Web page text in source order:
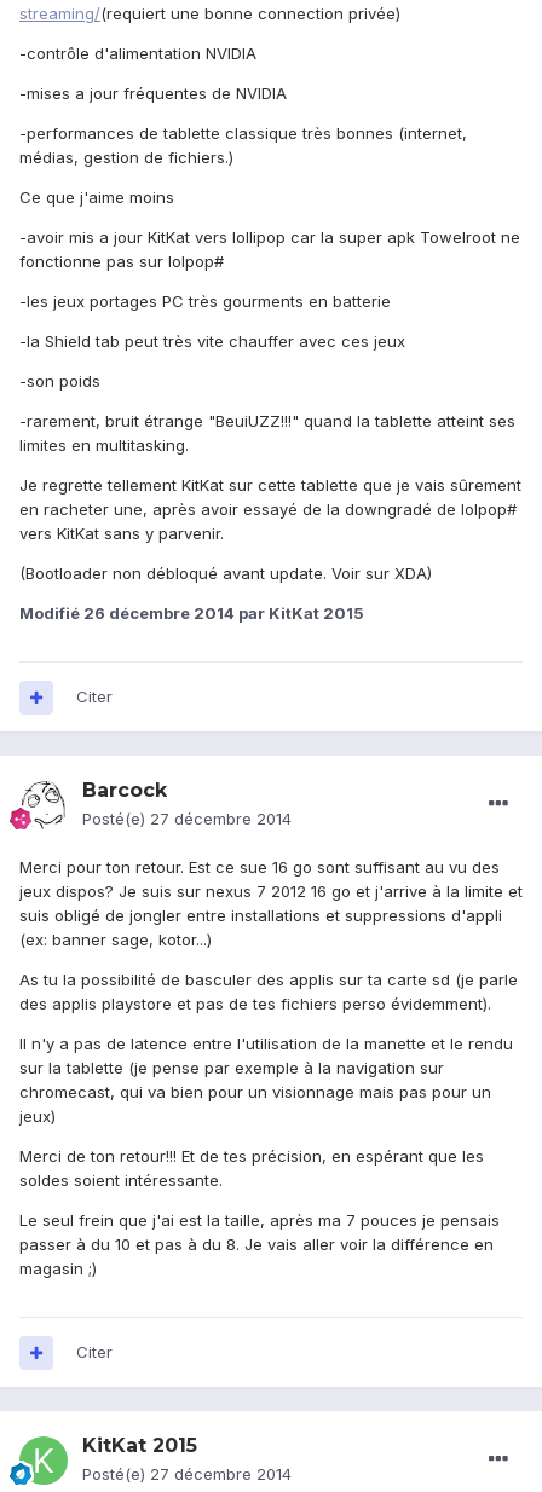
streaming/(requiert une bonne connection privée)
-contrôle d'alimentation NVIDIA
-mises a jour fréquentes de NVIDIA
-performances de tablette classique très bonnes (internet,
médias, gestion de fichiers.)
Ce que j'aime moins
-avoir mis a jour KitKat vers lollipop car la super apk Towelroot ne
fonctionne pas sur lolpop#
-les jeux portages PC très gourments en batterie
-la Shield tab peut très vite chauffer avec ces jeux
-son poids
-rarement, bruit étrange "BeuiUZZ!!!" quand la tablette atteint ses
limites en multitasking.
Je regrette tellement KitKat sur cette tablette que je vais sûrement
en racheter une, après avoir essayé de la downgradé de lolpop#
vers KitKat sans y parvenir.
(Bootloader non débloqué avant update. Voir sur XDA)
Modifié 26 décembre 2014 par KitKat 2015
Citer
Barcock
Posté(e) 27 décembre 2014
Merci pour ton retour. Est ce sue 16 go sont suffisant au vu des
jeux dispos? Je suis sur nexus 7 2012 16 go et j'arrive à la limite et
suis obligé de jongler entre installations et suppressions d'appli
(ex: banner sage, kotor...)
As tu la possibilité de basculer des applis sur ta carte sd (je parle
des applis playstore et pas de tes fichiers perso évidemment).
Il n'y a pas de latence entre l'utilisation de la manette et le rendu
sur la tablette (je pense par exemple à la navigation sur
chromecast, qui va bien pour un visionnage mais pas pour un
jeux)
Merci de ton retour!!! Et de tes précision, en espérant que les
soldes soient intéressante.
Le seul frein que j'ai est la taille, après ma 7 pouces je pensais
passer à du 10 et pas à du 8. Je vais aller voir la différence en
magasin ;)
Citer
KitKat 2015
Posté(e) 27 décembre 2014